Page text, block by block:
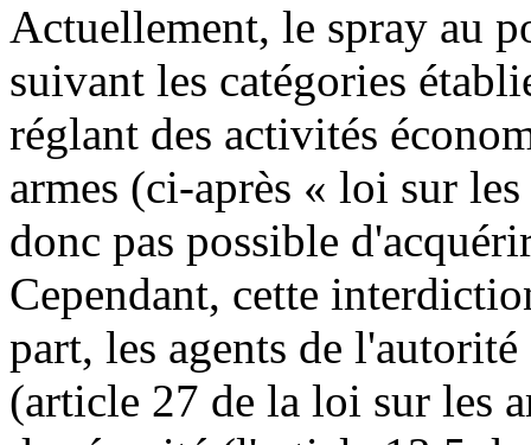
Actuellement, le spray au
suivant les catégories
réglant des activités
armes (ci-après « loi sur
donc pas possible
Cependant, cette
part, les agents de
(article 27 de la loi sur les